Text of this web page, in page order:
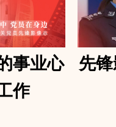
事业心
作
先